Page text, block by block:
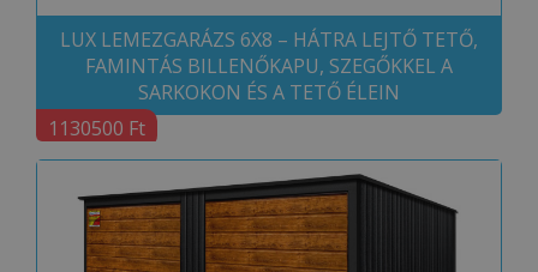
LUX LEMEZGARÁZS 6X8 – HÁTRA LEJTŐ TETŐ,
FAMINTÁS BILLENŐKAPU, SZEGŐKKEL A
SARKOKON ÉS A TETŐ ÉLEIN
1130500 Ft